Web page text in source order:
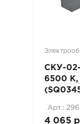
СКУ-02-
6500 K,
Арт.:
4 065